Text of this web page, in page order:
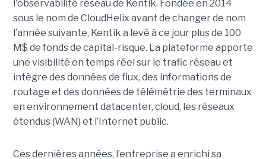
l'observabilité réseau de Kentik. Fondée en 2014
sous le nom de CloudHelix avant de changer de nom
l’année suivante, Kentik a levé à ce jour plus de 100
M$ de fonds de capital-risque. La plateforme apporte
une visibilité en temps réel sur le trafic réseau et
intègre des données de flux, des informations de
routage et des données de télémétrie des terminaux
en environnement datacenter, cloud, les réseaux
étendus (WAN) et l’Internet public.
Ces dernières années, l’entreprise a enrichi sa